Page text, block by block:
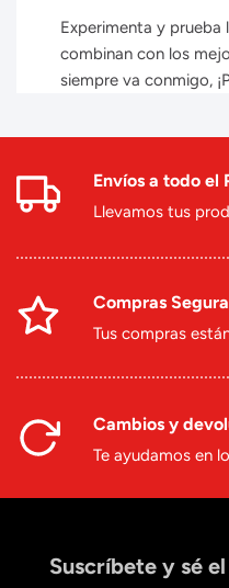
Experimenta y prueba
combinan con los
siempre va conmigo,
Envíos a todo el
Llevamos tus
Compras
Tus compras
Cambios y
Te ayudamos en
Suscríbete y sé